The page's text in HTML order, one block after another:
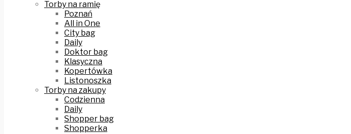
Torby na ramię
Poznań
All in One
City bag
Daily
Doktor bag
Klasyczna
Kopertówka
Listonoszka
Torby na zakupy
Codzienna
Daily
Shopper bag
Shopperka